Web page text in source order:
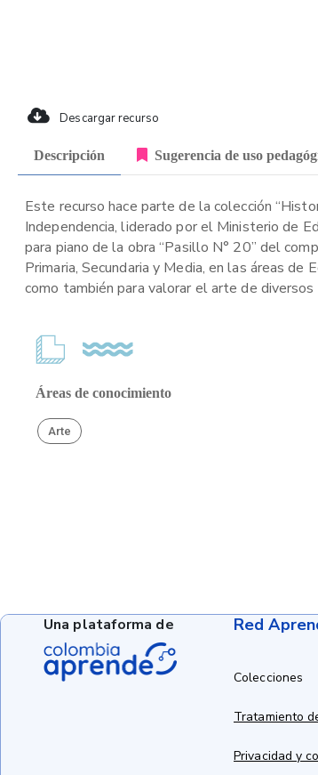
Descargar recurso
Descripción Sugerencia de uso
Este recurso hace parte de la colección
Independencia, liderado por el Ministerio de
para piano de la obra “Pasillo N° 20” del
Primaria, Secundaria y Media, en las áreas
como también para valorar el arte de
Áreas de conocimiento
Arte
Red
Colecciones
Tratamiento
Privacidad y
Una plataforma de